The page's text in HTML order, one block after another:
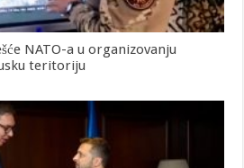
NATO-a u organizovanju
teritoriju